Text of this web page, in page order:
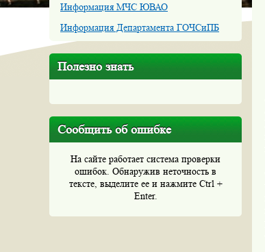
Информация МЧС ЮВАО
Информация Департамента ГОЧСиПБ
Полезно знать
Сообщить об ошибке
На сайте работает система проверки
ошибок. Обнаружив неточность в
тексте, выделите ее и нажмите Ctrl +
Enter.